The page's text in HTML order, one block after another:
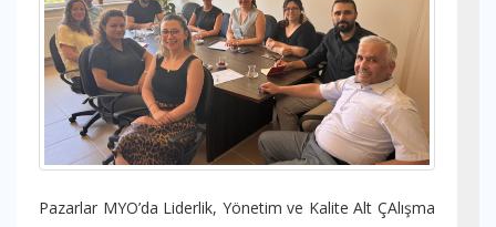
Pazarlar MYO’da Liderlik, Yönetim ve Kalite Alt ÇAlışma